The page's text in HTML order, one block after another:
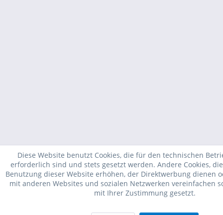
Diese Website benutzt Cookies, die für den technischen
erforderlich sind und stets gesetzt werden. Andere Cookies,
Benutzung dieser Website erhöhen, der Direktwerbung dienen
mit anderen Websites und sozialen Netzwerken vereinfachen
mit Ihrer Zustimmung gesetzt.